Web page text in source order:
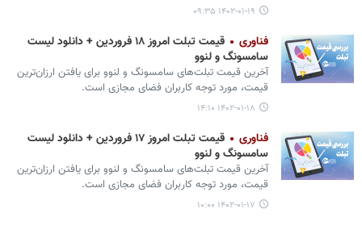
۱۴۰۲-۰۱-۱۹ ۰۹:۳۵
فناوری
قیمت تبلت امروز ۱۸ فروردین + دانلود لیست
سامسونگ و لنوو
آخرین قیمت تبلت‌های سامسونگ و لنوو برای یافتن ارزان‌ترین
قیمت، مورد توجه کاربران فضای مجازی است.
۱۴۰۲-۰۱-۱۸ ۱۴:۱۰
فناوری
قیمت تبلت امروز ۱۷ فروردین + دانلود لیست
سامسونگ و لنوو
آخرین قیمت تبلت‌های سامسونگ و لنوو برای یافتن ارزان‌ترین
قیمت، مورد توجه کاربران فضای مجازی است.
۱۴۰۲-۰۱-۱۷ ۱۰:۰۰